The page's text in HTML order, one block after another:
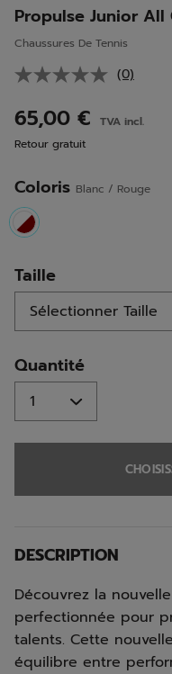
Propulse Junior
Chaussures De Tennis
Aucune
notation.
même
page.
(0)
65,00 €
TVA incl.
Retour gratuit
Coloris Blanc / Rouge
selected
Taille
Quantité
DESCRIPTION
Découvrez la
perfectionnée pour
talents. Cette
équilibre entre